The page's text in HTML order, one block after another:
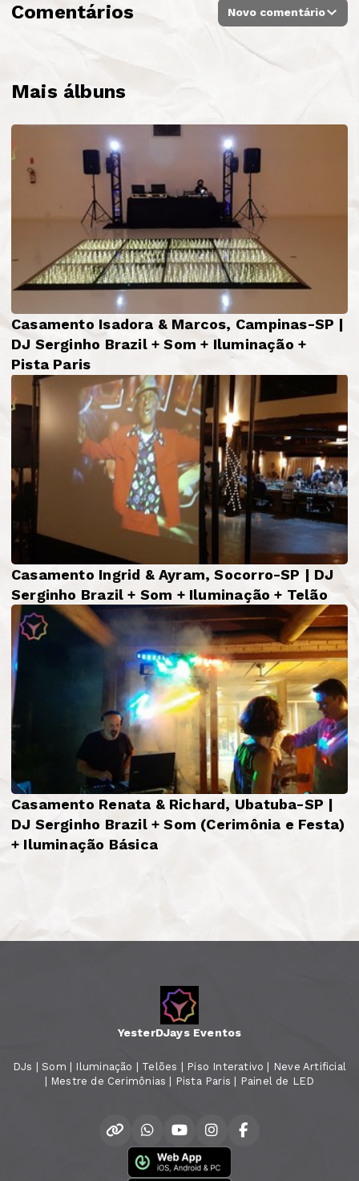
Mais álbuns
Casamento Isadora & Marcos, Campinas-SP |
DJ Serginho Brazil + Som + Iluminação +
Pista Paris
Casamento Ingrid & Ayram, Socorro-SP | DJ
Serginho Brazil + Som + Iluminação + Telão
Casamento Renata & Richard, Ubatuba-SP |
DJ Serginho Brazil + Som (Cerimônia e Festa)
+ Iluminação Básica
Comentários Novo comentário
YesterDJays Eventos
DJs | Som | Iluminação | Telões | Piso Interativo | Neve Artificial
| Mestre de Cerimônias | Pista Paris | Painel de LED